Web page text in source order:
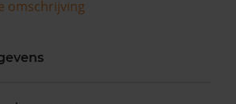
omschrijving